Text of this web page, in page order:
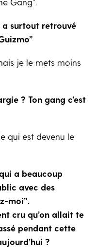
a surtout retrouvé
je le mets moins
? Ton gang c’est
qui est devenu le
a beaucoup
avec des
moi”.
cru qu’on allait te
pendant cette
?